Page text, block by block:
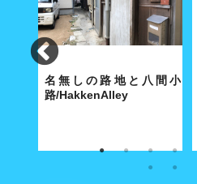
名無しの路地と八間小
路/HakkenAlley
奥深い路地の真ん中に大きな空